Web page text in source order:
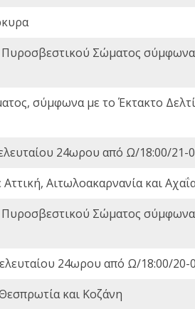
Πυροσβεστικού Σώματος
σύμφωνα με το Έκτακτο
24ωρου από Ω/18:00/
Αιτωλοακαρνανία και
Πυροσβεστικού Σώματος
24ωρου από Ω/18:00/
και Κοζάνη